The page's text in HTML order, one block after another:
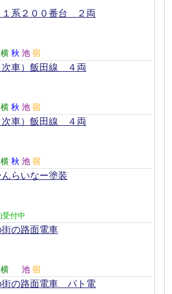
１系２００番台 ２両
横 秋 池 宿
次車）飯田線 ４両
横 秋 池 宿
次車）飯田線 ４両
横 秋 池 宿
らいなー塗装
付中
の路面電車
横 池 宿
の路面電車 パト電